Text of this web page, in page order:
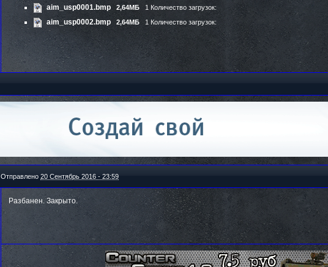
aim_usp0001.bmp 2,64МБ 1 Количество загрузок:
aim_usp0002.bmp 2,64МБ 1 Количество загрузок:
Отправлено 20 Сентябрь 2016 - 23:59
Разбанен. Закрыто.